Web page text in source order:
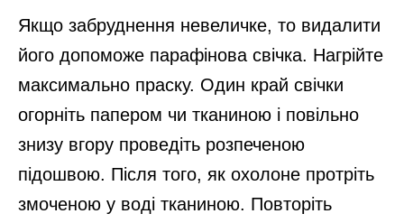
Якщо забруднення невеличке, то видалити
його допоможе парафінова свічка. Нагрійте
максимально праску. Один край свічки
огорніть папером чи тканиною і повільно
знизу вгору проведіть розпеченою
підошвою. Після того, як охолоне протріть
змоченою у воді тканиною. Повторіть